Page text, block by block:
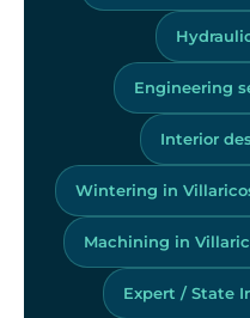
Engineering
Interior
Wintering in
Machining in
Expert / State